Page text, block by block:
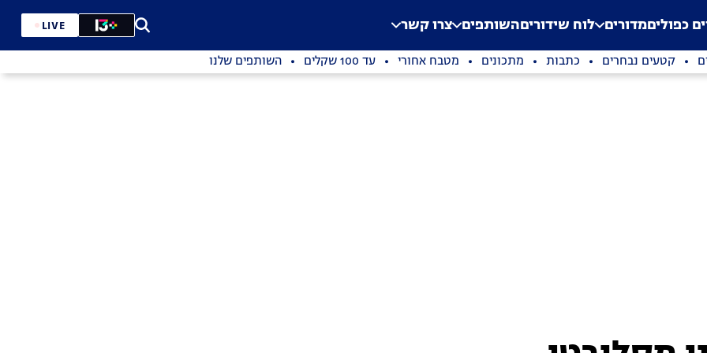
Application error: a
. כפוליםמדורים לוח שידוריםהשותפים צרו קשר LIVE
קטעים נבחרים כתבות מתכונים מטבח אחורי עד 100 שקלים השותפים שלנו